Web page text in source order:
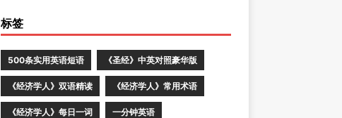
标签
500条实用英语短语 《圣经》中英对照豪华版
《经济学人》双语精读 《经济学人》常用术语
《经济学人》每日一词 一分钟英语